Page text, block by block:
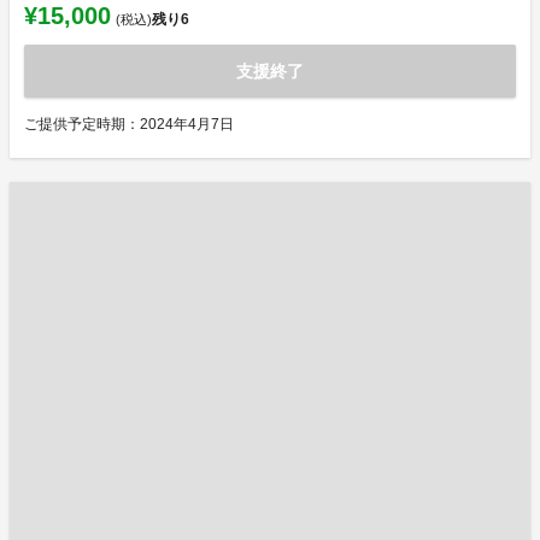
¥15,000 (税込)残り6
支援終了
ご提供予定時期：2024年4月7日